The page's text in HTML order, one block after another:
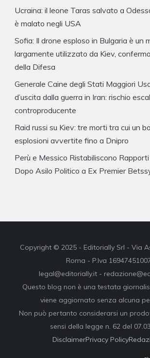
Ucraina: il leone Taras salvato a
è malato negli USA
Sofia: Il drone esploso in Bulgaria è un
largamente utilizzato da Kiev,
della Difesa
Generale Caine degli Stati Maggiori
d’uscita dalla guerra in Iran: rischio
controproducente
Raid russi su Kiev: tre morti tra cui un
esplosioni avvertite fino a Dnipro
Perù e Messico Ristabiliscono
Dopo Asilo Politico a Ex Premier
Copyright © 2025 - Editorially Srl - Via
Roma - P.Iva
legal@editorially.it -
Questo blog non è una testata
viene aggiornato senza alcuna
Non può pertanto considerarsi un
sensi della legge n. 62 del
DisclaimerPrivacy Policy